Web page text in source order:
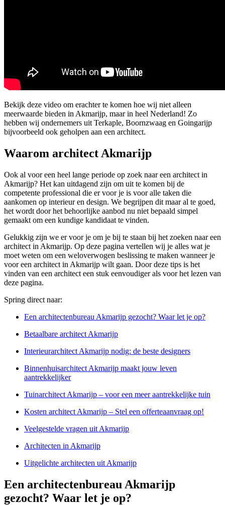
Bekijk deze video om erachter te komen hoe wij niet alleen
meerwaarde bieden in Akmarijp, maar in heel Nederland! Zo
hebben wij ondernemers uit Terkaple, Boornzwaag en Goingarijp
bijvoorbeeld ook geholpen aan een architect.
Waarom architect Akmarijp
Ook al voor een heel lange periode op zoek naar een architect in
Akmarijp? Het kan uitdagend zijn om uit te komen bij de
competente professional die er voor je is voor alle taken die
aankomen op interieur en design. We begrijpen dit maar al te goed,
het wordt door het behoorlijke aanbod nu niet bepaald simpel
gemaakt om een kundige kandidaat te vinden.
Gelukkig zijn we er voor je om je bij te staan bij het zoeken naar een
architect in Akmarijp. Op deze pagina vertellen wij je alles wat je
moet weten om een weloverwogen beslissing te maken wanneer je
voor een architect in Akmarijp wilt gaan. Door deze tips is het
vinden van een architect een stuk eenvoudiger als voor het lezen van
deze pagina.
Spring direct naar:
Een architectenbureau Akmarijp gezocht? Waar let je op?
Betaalbare architect Akmarijp
Interieurarchitect Akmarijp nodig: de beste designers
Binnenhuisarchitect Akmarijp maakt jouw leven
aantrekkelijker
Tuinarchitect Akmarijp – voor een meer aantrekkelijke tuin
Kosten architect Akmarijp – Stel een offerteaanvraag op!
Veelgestelde vragen uit Akmarijp
Architecten in Akmarijp
Uitgelichte architecten uit Akmarijp
Een architectenbureau Akmarijp
gezocht? Waar let je op?